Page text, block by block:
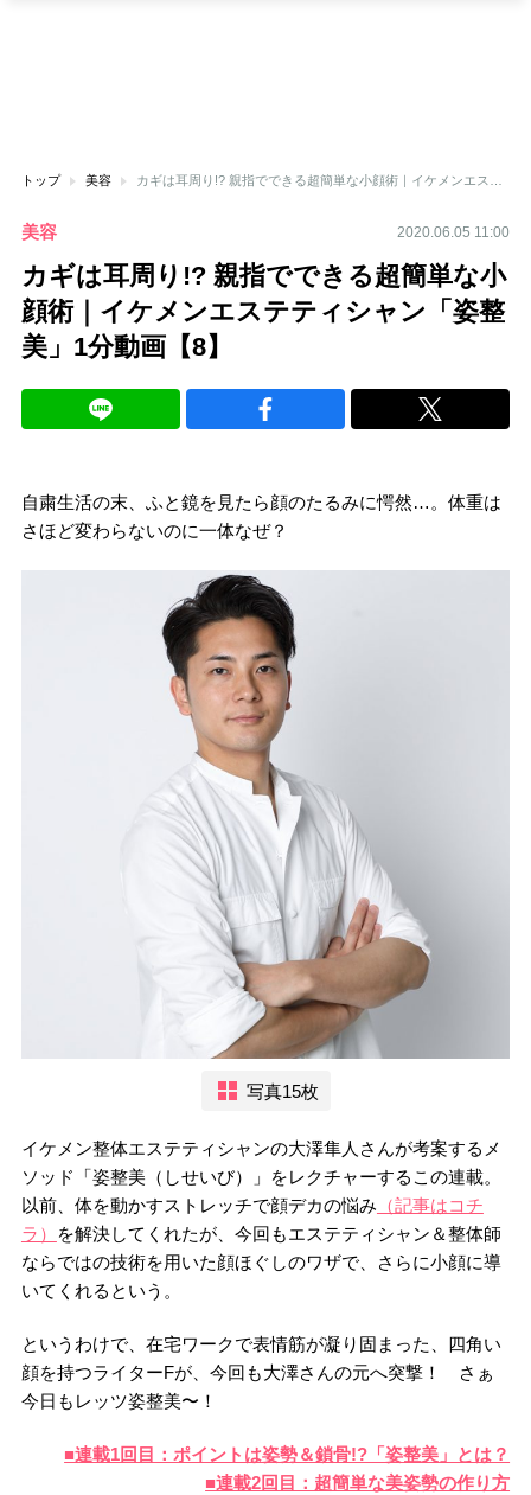
トップ 美容
美容 2020.06.05 11:00
カギは耳周り!? 親指でできる超簡単な小
顔術｜イケメンエステティシャン「姿整
美」1分動画【8】
自粛生活の末、ふと鏡を見たら顔のたるみに愕然…。体重は
さほど変わらないのに一体なぜ？
写真15枚
イケメン整体エステティシャンの大澤隼人さんが考案するメ
ソッド「姿整美（しせいび）」をレクチャーするこの連載。
以前、体を動かすストレッチで顔デカの悩み （記事はコチ
ラ）
を解決してくれたが、今回もエステティシャン＆整体師
ならではの技術を用いた顔ほぐしのワザで、さらに小顔に導
いてくれるという。
というわけで、在宅ワークで表情筋が凝り固まった、四角い
顔を持つライターFが、今回も大澤さんの元へ突撃！ さぁ
今日もレッツ姿整美〜！
■連載1回目：ポイントは姿勢＆鎖骨!?「姿整美」とは？
■連載2回目：超簡単な美姿勢の作り方